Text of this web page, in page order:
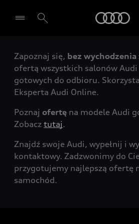
Wybierz Twojego Partnera
Zapoznaj się, bez wychodzenia
ofertą wszystkich salonów
gotowych do odbioru.
Eksperta Audi Online.
Poznaj ofertę na modele Audi
Zobacz tutaj.
Znajdź swoje Audi, wypełnij i
kontaktowy. Zadzwonimy do
przygotujemy najlepszą ofertę
samochód.